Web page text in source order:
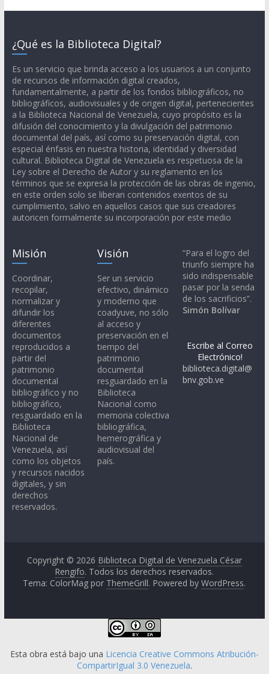
¿Qué es la Biblioteca Digital?
Es un servicio que brinda acceso a los usuarios a un conjunto
de recursos de información digital creados,
fundamentalmente, a partir de los fondos bibliográficos, no
bibliográficos, audiovisuales y de origen digital, pertenecientes
a la Biblioteca Nacional de Venezuela, cuyo propósito es la
difusión del conocimiento y la divulgación del patrimonio
documental del país, así como su preservación digital, con
especial énfasis en nuestra historia, identidad y diversidad
cultural. Biblioteca Digital de Venezuela es respetuosa de la
Ley sobre el Derecho de Autor y su reglamento en los
términos que se expresa la protección de las obras de ingenio,
en este orden solo se liberan contenidos exentos de su
cumplimiento, salvo en aquellos casos que sus creadores
autoricen formalmente su incorporación por este medio
Misión
Coordinar,
recopilar,
normalizar y
difundir los
diferentes
documentos
reproducidos a
partir del
patrimonio
documental
bibliográfico y no
bibliográfico,
resguardado en la
Biblioteca
Nacional de
Venezuela, así
como los objetos
y recursos nacidos
digitales, y sin
derechos
reservados.
Visión
Ser un servicio
efectivo, dinámico
y moderno que
coadyuve, no sólo
al acceso y
preservación en el
tiempo del
patrimonio
documental
resguardado en la
Biblioteca
Nacional como
memoria colectiva
bibliográfica,
hemerográfica y
audiovisual del
país.
“Para el logro del
triunfo siempre ha
sido indispensable
pasar por la senda
de los sacrificios”.
Simón Bolívar
Escribe al Correo
Electrónico!
biblioteca.digital@
bnv.gob.ve
Copyright © 2026 Biblioteca Digital de Venezuela César
Rengifo. Todos los derechos reservados.
Tema: ColorMag por ThemeGrill. Powered byWordPress.
Esta obra está bajo una Licencia Creative Commons Atribución-
CompartirIgual 3.0 Venezuela.